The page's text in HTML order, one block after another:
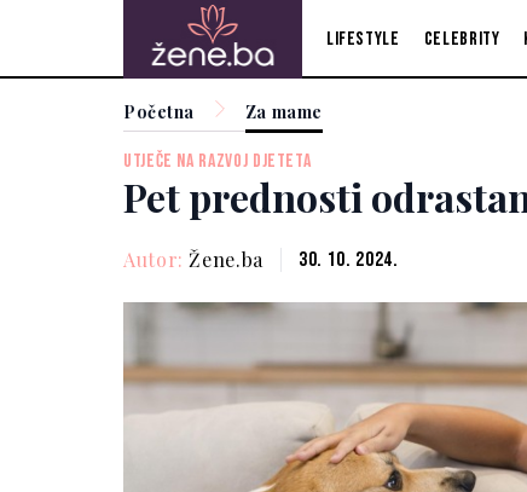
Lifestyle Celebrity
Početna Za mame
UTJEČE NA RAZVOJ DJETETA
Pet prednosti
Autor: Žene.ba 30. 10. 2024.